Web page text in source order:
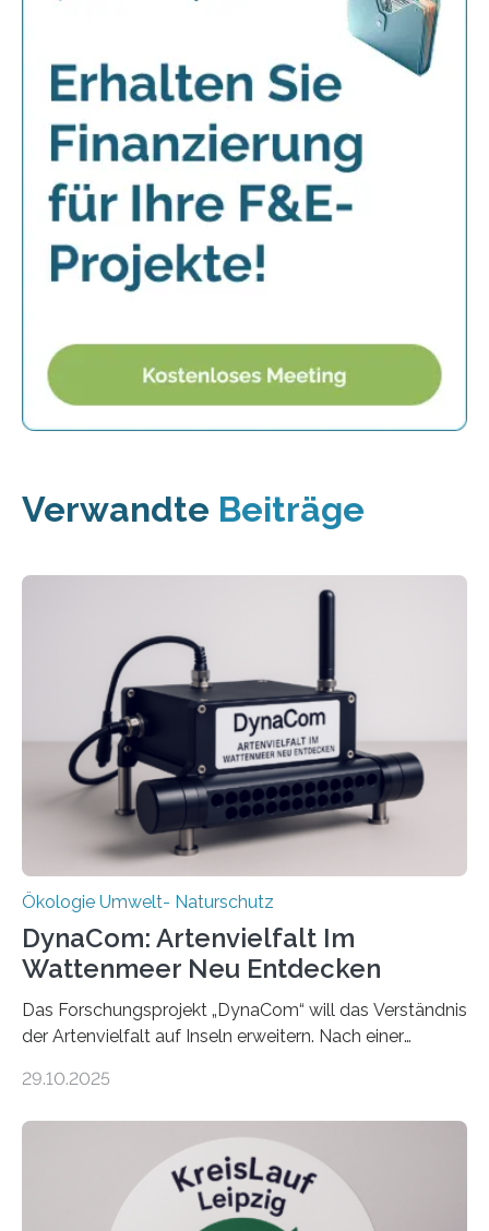
Verwandte Beiträge
Ökologie Umwelt- Naturschutz
DynaCom: Artenvielfalt Im
Wattenmeer Neu Entdecken
Das Forschungsprojekt „DynaCom“ will das Verständnis
der Artenvielfalt auf Inseln erweitern. Nach einer
Beobachtungen im Wattenmeer ist nun eine große
Oldenburg befassen sich insbesondere damit, wie ein
Ökosystem gedeiht – und wie sich dieser Prozess
verlässlich prognostizieren lässt. Grünes Licht für
„DynaCom“: Die Deutsche Forschungsgemeinschaft
29.10.2025